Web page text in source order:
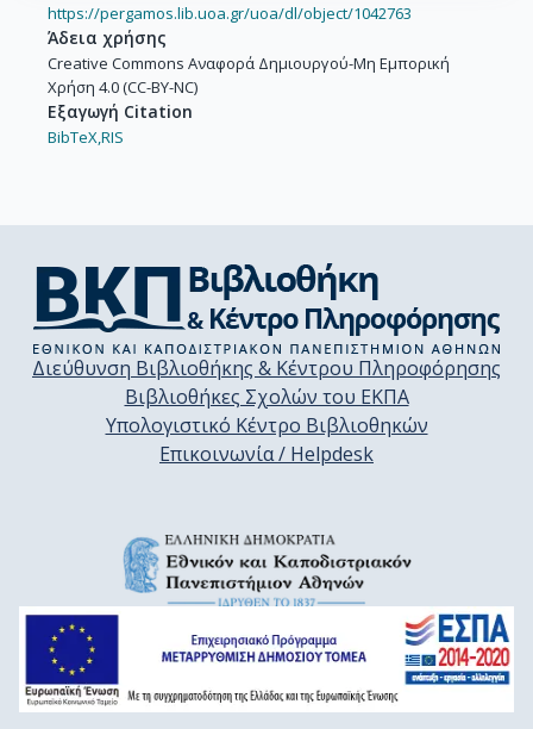
https://pergamos.lib.uoa.gr/uoa/dl/object/1042763
Άδεια χρήσης
Creative Commons Αναφορά Δημιουργού-Μη Εμπορική
Χρήση 4.0 (CC-BY-NC)
Εξαγωγή Citation
BibTeX,RIS
Διεύθυνση Βιβλιοθήκης & Κέντρου Πληροφόρησης
Βιβλιοθήκες Σχολών του ΕΚΠΑ
Υπολογιστικό Κέντρο Βιβλιοθηκών
Επικοινωνία / Helpdesk